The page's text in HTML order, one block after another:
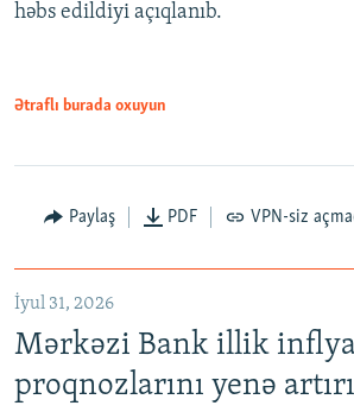
həbs edildiyi açıqlanıb.
Ətraflı burada oxuyun
Paylaş PDF VPN-siz
İyul 31, 2026
Mərkəzi Bank illik
proqnozlarını yenə